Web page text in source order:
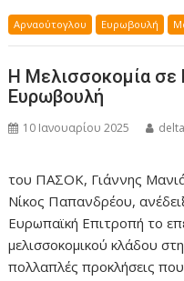
Αρναούτογλου Ευρωβουλή
Η Μελισσοκομία σε
Ευρωβουλή
10 Ιανουαρίου 2025
του ΠΑΣΟΚ, Γιάννης
Νίκος Παπανδρέου,
Ευρωπαϊκή Επιτροπή το
μελισσοκομικού κλάδου
πολλαπλές προκλήσεις